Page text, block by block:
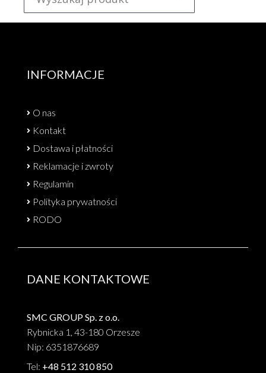
INFORMACJE
O nas
Kontakt
Dostawa i płatności
Reklamacje i zwroty
Regulamin
Polityka prywatności
RODO
DANE KONTAKTOWE
SMC GROUP Sp. z o.o.
Rybnicka 1, 43-180 Orzesze
Nip: 6351876689
Tel: +48 512 310 850